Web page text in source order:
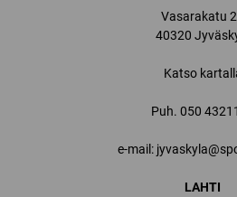
Vasarakatu
40320
Katso
Puh. 050
e-mail:
LAHTI